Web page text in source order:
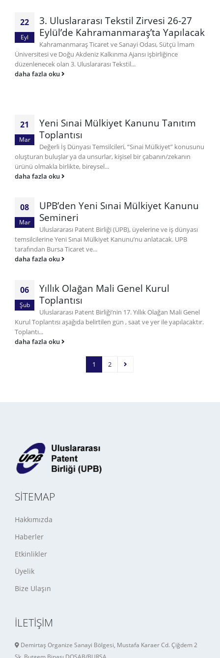
22
Eyl
3. Uluslararası Tekstil Zirvesi 26-27
Eylül’de Kahramanmaraş’ta Yapılacak
Kahramanmaraş Ticaret ve Sanayi Odası, Sütçü İmam
Üniversitesi ve Doğu Akdeniz Kalkınma Ajansı işbirliğince
düzenlenecek olan 3. Uluslararası Tekstil...
daha fazla oku
21
Mar
Yeni Sınai Mülkiyet Kanunu Tanıtım
Toplantısı
Değerli İş Dünyası Temsilcileri, “Sınai Mülkiyet” konusunu
oluşturan buluşlar ya da unsurlar, kişisel bir çabanın/zekanın
ürünü olmakla birlikte, bireysel...
daha fazla oku
08
Mar
UPB’den Yeni Sınai Mülkiyet Kanunu
Semineri
Uluslararası Patent Birliği (UPB), üyelerine ve iş dünyası
temsilcilerine Yeni Sınai Mülkiyet Kanunu’nu anlatacak. UPB
tarafından Bursa Ticaret ve...
daha fazla oku
06
Şub
Yıllık Olağan Mali Genel Kurul
Toplantısı
Uluslararası Patent Birliği’nin 17. Yıllık Olağan Mali Genel
Kurul Toplantısı aşağıda belirtilen gün , saat ve yer ile yapılacaktır.
Toplantı...
daha fazla oku
1 2
SITEMAP
Hakkımızda
Haberler
Etkinlikler
Üyelik
Bize Ulaşın
İLETİŞİM
Demirtaş Organize Sanayi Bölgesi, Mustafa Karaer Cd. Çiğdem 2